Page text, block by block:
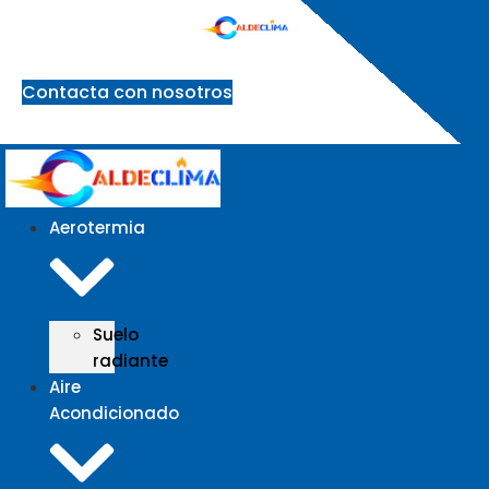
Contacta con nosotros
Aerotermia
Suelo
radiante
Aire
Acondicionado